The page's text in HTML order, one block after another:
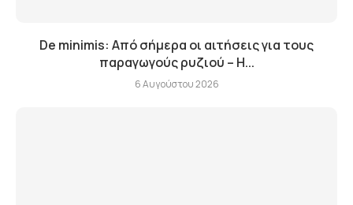
De minimis: Από σήμερα οι αιτήσεις για τους
παραγωγούς ρυζιού – Η...
6 Αυγούστου 2026